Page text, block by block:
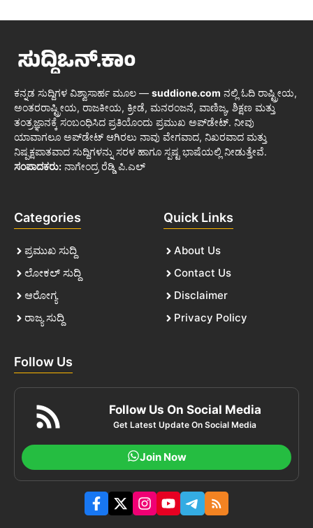
ಕನ್ನಡ ಸುದ್ದಿಗಳ ವಿಶ್ವಾಸಾರ್ಹ ಮೂಲ — suddione.com ನಲ್ಲಿ ಓದಿ ರಾಷ್ಟ್ರೀಯ,
ಅಂತರರಾಷ್ಟ್ರೀಯ, ರಾಜಕೀಯ, ಕ್ರೀಡೆ, ಮನರಂಜನೆ, ವಾಣಿಜ್ಯ, ಶಿಕ್ಷಣ ಮತ್ತು
ತಂತ್ರಜ್ಞಾನಕ್ಕೆ ಸಂಬಂಧಿಸಿದ ಪ್ರತಿಯೊಂದು ಪ್ರಮುಖ ಅಪ್‌ಡೇಟ್. ನೀವು
ಯಾವಾಗಲೂ ಅಪ್‌ಡೇಟ್ ಆಗಿರಲು ನಾವು ವೇಗವಾದ, ನಿಖರವಾದ ಮತ್ತು
ನಿಷ್ಪಕ್ಷಪಾತವಾದ ಸುದ್ದಿಗಳನ್ನು ಸರಳ ಹಾಗೂ ಸ್ಪಷ್ಟ ಭಾಷೆಯಲ್ಲಿ ನೀಡುತ್ತೇವೆ.
ಸಂಪಾದಕರು: ನಾಗೇಂದ್ರ ರೆಡ್ಡಿ ಪಿ.ಎಲ್
Categories
ಪ್ರಮುಖ ಸುದ್ದಿ
ಲೋಕಲ್ ಸುದ್ದಿ
ಆರೋಗ್ಯ
ರಾಜ್ಯ ಸುದ್ದಿ
Quick Links
About Us
Contact Us
Disclaimer
Privacy Policy
Follow Us
Follow Us On Social Media
Get Latest Update On Social Media
Join Now